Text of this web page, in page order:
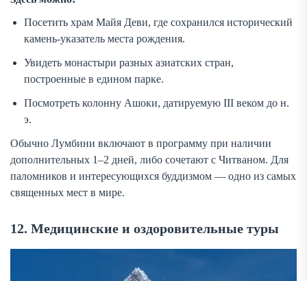
Посетить храм Майя Деви, где сохранился исторический
камень-указатель места рождения.
Увидеть монастыри разных азиатских стран,
построенные в едином парке.
Посмотреть колонну Ашоки, датируемую III веком до н.
э.
Обычно Лумбини включают в программу при наличии
дополнительных 1–2 дней, либо сочетают с Читваном. Для
паломников и интересующихся буддизмом — одно из самых
священных мест в мире.
12. Медицинские и оздоровительные туры